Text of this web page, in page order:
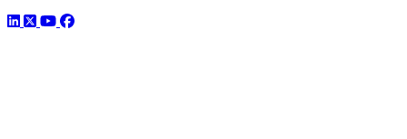
LinkedIn
TwitterYouTube
Facebook